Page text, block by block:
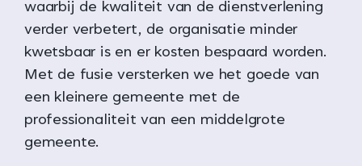
waarbij de kwaliteit van de dienstverlening
verder verbetert, de organisatie minder
kwetsbaar is en er kosten bespaard worden.
Met de fusie versterken we het goede van
een kleinere gemeente met de
professionaliteit van een middelgrote
gemeente.